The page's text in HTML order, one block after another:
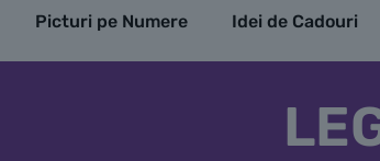
Picturi pe Numere Idei de Cadouri